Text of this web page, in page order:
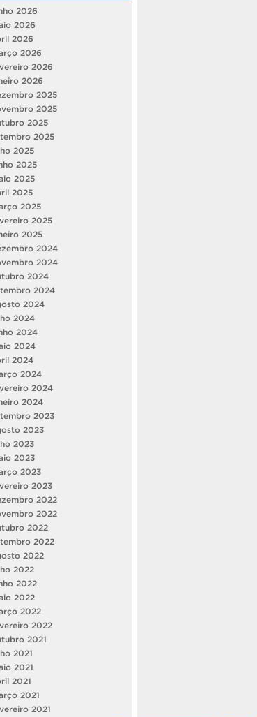
2026
2026
2026
2026
2026
2026
2025
2025
2025
2025
2025
2025
2025
2025
2025
2025
2025
2024
2024
2024
2024
2024
2024
2024
2024
2024
2024
2024
2024
2023
2023
2023
2023
2023
2023
2022
2022
2022
2022
2022
2022
2022
2022
2022
2022
2021
2021
2021
2021
2021
2021